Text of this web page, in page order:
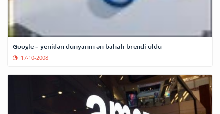
Google – yenidən dünyanın ən bahalı brendi oldu
17-10-2008